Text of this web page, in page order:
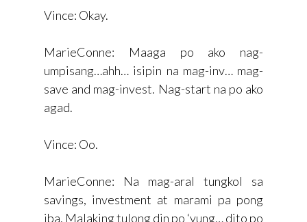
Vince: Okay.
MarieConne: Maaga po ako nag-
umpisang…ahh… isipin na mag-inv… mag-
save and mag-invest. Nag-start na po ako
agad.
Vince: Oo.
MarieConne: Na mag-aral tungkol sa
savings, investment at marami pa pong
iba. Malaking tulong din po ‘yung… dito po